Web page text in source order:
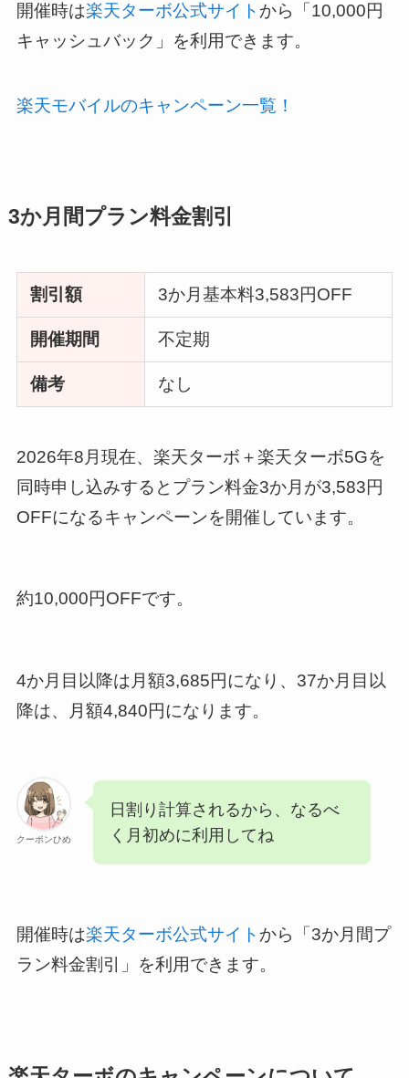
開催時は楽天ターボ公式サイト から「10,000円
キャッシュバック」を利用できます。
楽天モバイルのキャンペーン一覧！
3か月間プラン料金割引
割引額 3か月基本料3,583円OFF
開催期間 不定期
備考 なし
2026年8月現在、楽天ターボ＋楽天ターボ5Gを
同時申し込みするとプラン料金3か月が3,583円
OFFになるキャンペーンを開催しています。
約10,000円OFFです。
4か月目以降は月額3,685円になり、37か月目以
降は、月額4,840円になります。
クーポンひめ
日割り計算されるから、なるべ
く月初めに利用してね
開催時は楽天ターボ公式サイト から「3か月間プ
ラン料金割引」を利用できます。